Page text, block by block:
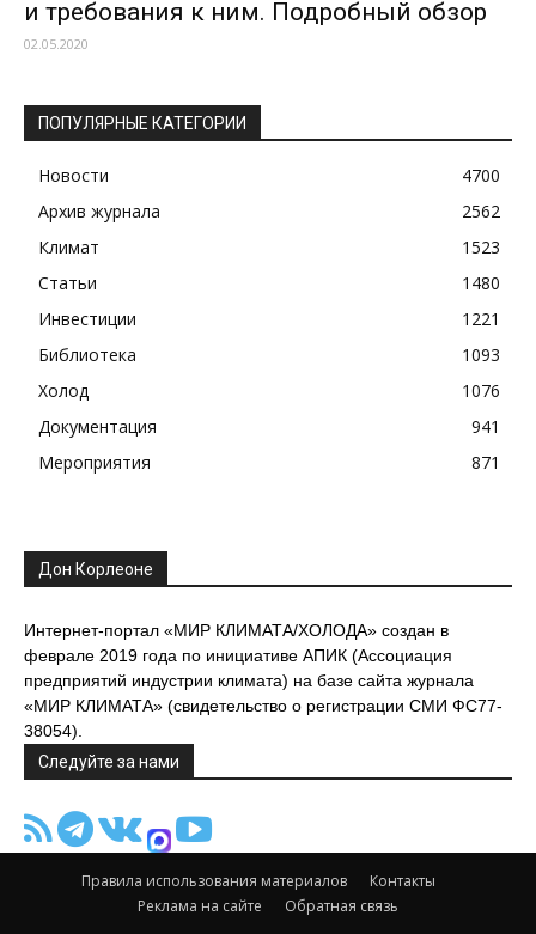
и требования к ним. Подробный обзор
02.05.2020
ПОПУЛЯРНЫЕ КАТЕГОРИИ
Новости
4700
Архив журнала
2562
Климат
1523
Статьи
1480
Инвестиции
1221
Библиотека
1093
Холод
1076
Документация
941
Мероприятия
871
Дон Корлеоне
Интернет-портал «МИР КЛИМАТА/ХОЛОДА» создан в
феврале 2019 года по инициативе АПИК (Ассоциация
предприятий индустрии климата) на базе сайта журнала
«МИР КЛИМАТА» (свидетельство о регистрации СМИ ФС77-
38054).
Следуйте за нами
Правила использования материалов
Контакты
Реклама на сайте
Обратная связь